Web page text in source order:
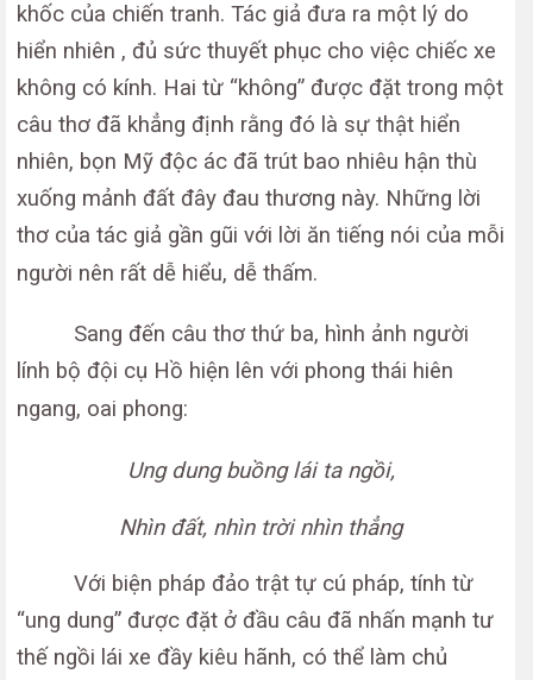
khốc của chiến tranh. Tác giả đưa ra một lý do
hiển nhiên , đủ sức thuyết phục cho việc chiếc xe
không có kính. Hai từ “không” được đặt trong một
câu thơ đã khẳng định rằng đó là sự thật hiển
nhiên, bọn Mỹ độc ác đã trút bao nhiêu hận thù
xuống mảnh đất đây đau thương này. Những lời
thơ của tác giả gần gũi với lời ăn tiếng nói của mỗi
người nên rất dễ hiểu, dễ thấm.
Sang đến câu thơ thứ ba, hình ảnh người
lính bộ đội cụ Hồ hiện lên với phong thái hiên
ngang, oai phong:
Ung dung buồng lái ta ngồi,
Nhìn đất, nhìn trời nhìn thẳng
Với biện pháp đảo trật tự cú pháp, tính từ
“ung dung” được đặt ở đầu câu đã nhấn mạnh tư
thế ngồi lái xe đầy kiêu hãnh, có thể làm chủ